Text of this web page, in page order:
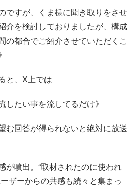
ですが、くま様に聞き取りをさせ
介を検討しておりましたが、構成
の都合でご紹介させていただくこ
と、X上では
したい事を流してるだけ》
む回答が得られないと絶対に放送
が噴出。“取材されたのに使われ
ザーからの共感も続々と集まっ